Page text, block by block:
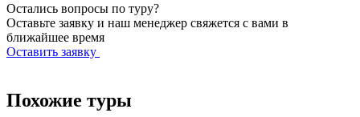
Остались вопросы по туру?
Оставьте заявку и наш менеджер свяжется с вами в
ближайшее время
Оставить заявку
Похожие туры